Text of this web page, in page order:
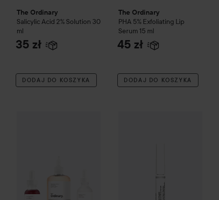
The Ordinary
Salicylic Acid 2% Solution 30
ml
35 zł
DODAJ DO KOSZYKA
The Ordinary
PHA 5% Exfoliating Lip
Serum 15 ml
45 zł
DODAJ DO KOSZYKA